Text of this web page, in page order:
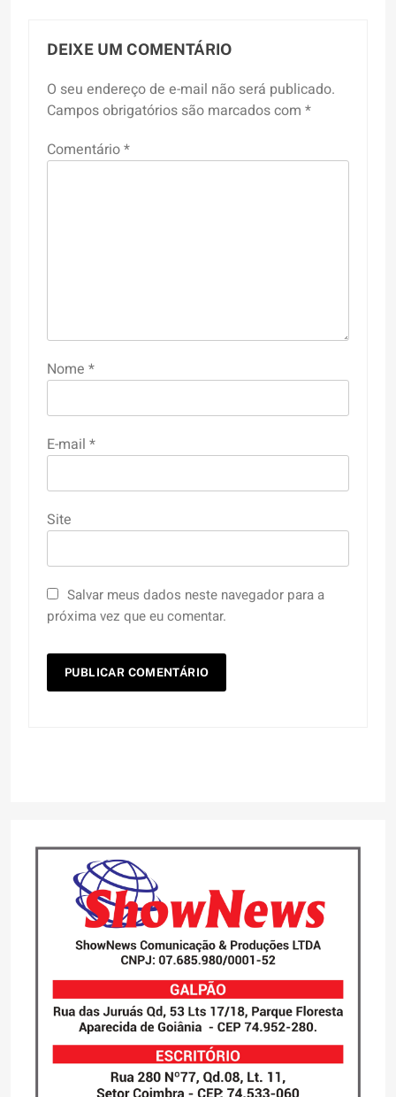
DEIXE UM COMENTÁRIO
O seu endereço de e-mail não será publicado.
Campos obrigatórios são marcados com *
Comentário*
Nome *
E-mail *
Site
Salvar meus dados neste navegador para a
próxima vez que eu comentar.